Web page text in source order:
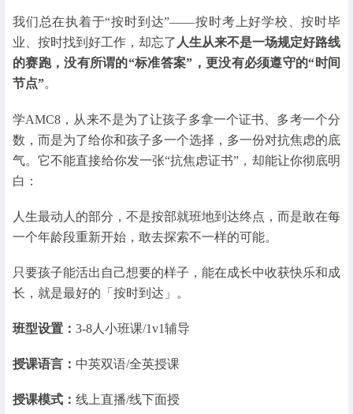
我们总在执着于“按时到达”——按时考上好学校、按时毕
业、按时找到好工作，却忘了 人生从来不是一场规定好路线
的赛跑，没有所谓的“标准答案”，更没有必须遵守的“时间
节点”。
学AMC8，从来不是为了让孩子多拿一个证书、多考一个分
数，而是为了给你和孩子多一个选择，多一份对抗焦虑的底
气。它不能直接给你发一张“抗焦虑证书”，却能让你彻底明
白：
人生最动人的部分，不是按部就班地到达终点，而是敢在每
一个年龄段重新开始，敢去探索不一样的可能。
只要孩子能活出自己想要的样子，能在成长中收获快乐和成
长，就是最好的「按时到达」。
班型设置： 3-8人小班课/1v1辅导
授课语言： 中英双语/全英授课
授课模式： 线上直播/线下面授